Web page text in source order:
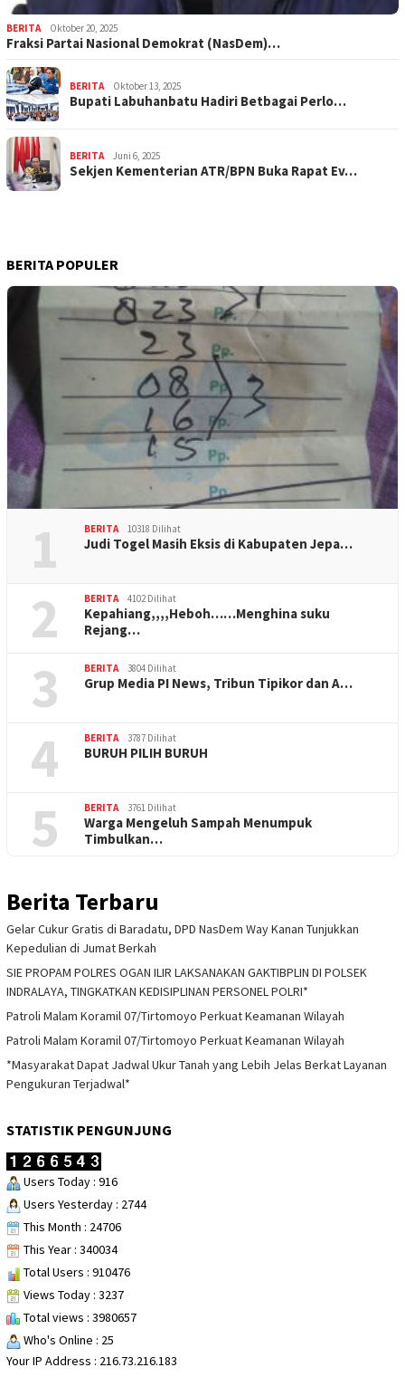
BERITA Oktober 20, 2025
Fraksi Partai Nasional Demokrat (NasDem)…
BERITA Oktober 13, 2025
Bupati Labuhanbatu Hadiri Betbagai Perlo…
BERITA Juni 6, 2025
Sekjen Kementerian ATR/BPN Buka Rapat Ev…
BERITA POPULER
1 BERITA 10318 Dilihat
Judi Togel Masih Eksis di Kabupaten Jepa…
2 BERITA 4102 Dilihat
Kepahiang,,,,Heboh……Menghina suku
Rejang…
3 BERITA 3804 Dilihat
Grup Media PI News, Tribun Tipikor dan A…
4 BERITA 3787 Dilihat
BURUH PILIH BURUH
5 BERITA 3761 Dilihat
Warga Mengeluh Sampah Menumpuk
Timbulkan…
Berita Terbaru
Gelar Cukur Gratis di Baradatu, DPD NasDem Way Kanan Tunjukkan
Kepedulian di Jumat Berkah
SIE PROPAM POLRES OGAN ILIR LAKSANAKAN GAKTIBPLIN DI POLSEK
INDRALAYA, TINGKATKAN KEDISIPLINAN PERSONEL POLRI*
Patroli Malam Koramil 07/Tirtomoyo Perkuat Keamanan Wilayah
Patroli Malam Koramil 07/Tirtomoyo Perkuat Keamanan Wilayah
*Masyarakat Dapat Jadwal Ukur Tanah yang Lebih Jelas Berkat Layanan
Pengukuran Terjadwal*
STATISTIK PENGUNJUNG
Users Today : 916
Users Yesterday : 2744
This Month : 24706
This Year : 340034
Total Users : 910476
Views Today : 3237
Total views : 3980657
Who's Online : 25
Your IP Address : 216.73.216.183